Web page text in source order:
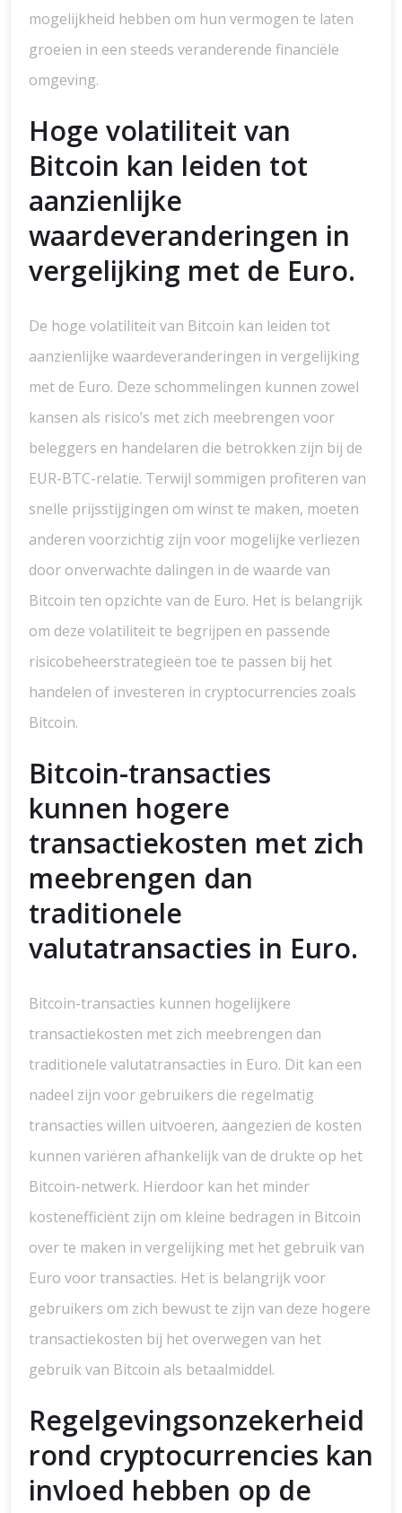
mogelijkheid hebben om hun vermogen te laten
groeien in een steeds veranderende financiële
omgeving.
Hoge volatiliteit van
Bitcoin kan leiden tot
aanzienlijke
waardeveranderingen in
vergelijking met de Euro.
De hoge volatiliteit van Bitcoin kan leiden tot
aanzienlijke waardeveranderingen in vergelijking
met de Euro. Deze schommelingen kunnen zowel
kansen als risico’s met zich meebrengen voor
beleggers en handelaren die betrokken zijn bij de
EUR-BTC-relatie. Terwijl sommigen profiteren van
snelle prijsstijgingen om winst te maken, moeten
anderen voorzichtig zijn voor mogelijke verliezen
door onverwachte dalingen in de waarde van
Bitcoin ten opzichte van de Euro. Het is belangrijk
om deze volatiliteit te begrijpen en passende
risicobeheerstrategieën toe te passen bij het
handelen of investeren in cryptocurrencies zoals
Bitcoin.
Bitcoin-transacties
kunnen hogere
transactiekosten met zich
meebrengen dan
traditionele
valutatransacties in Euro.
Bitcoin-transacties kunnen hogelijkere
transactiekosten met zich meebrengen dan
traditionele valutatransacties in Euro. Dit kan een
nadeel zijn voor gebruikers die regelmatig
transacties willen uitvoeren, aangezien de kosten
kunnen variëren afhankelijk van de drukte op het
Bitcoin-netwerk. Hierdoor kan het minder
kostenefficiënt zijn om kleine bedragen in Bitcoin
over te maken in vergelijking met het gebruik van
Euro voor transacties. Het is belangrijk voor
gebruikers om zich bewust te zijn van deze hogere
transactiekosten bij het overwegen van het
gebruik van Bitcoin als betaalmiddel.
Regelgevingsonzekerheid
rond cryptocurrencies kan
invloed hebben op de